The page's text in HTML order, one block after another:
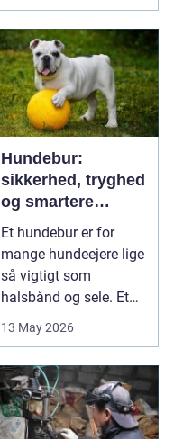
Hundebur:
sikkerhed, tryghed
og smartere
hverdag med hund
Et hundebur er for
mange hundeejere lige
så vigtigt som
halsbånd og sele. Et
godt bur gi...
13 May 2026